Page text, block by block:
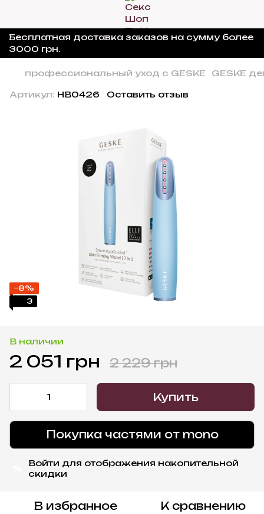
Бесплатная доставка заказов на сумму более
3000 грн.
профессиональный уход с GESKE GESKE
Артикул: HB0426 Оставить отзыв
−8%
3
В наличии
2 051 грн 2 229 грн
Купить
Покупка частями от mono
Войти для отображения накопительной
скидки
В избранное К сравнению